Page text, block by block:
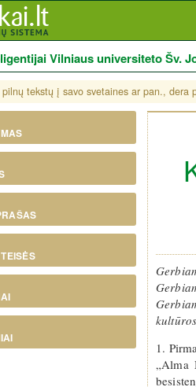
Vilniaus universiteto Šv.
tekstų į savo svetaines ar pan.,
1.
„Alma